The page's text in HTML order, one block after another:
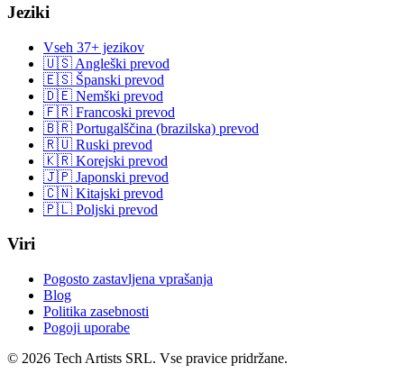
Jeziki
Vseh 37+ jezikov
🇺🇸 Angleški prevod
🇪🇸 Španski prevod
🇩🇪 Nemški prevod
🇫🇷 Francoski prevod
🇧🇷 Portugalščina (brazilska) prevod
🇷🇺 Ruski prevod
🇰🇷 Korejski prevod
🇯🇵 Japonski prevod
🇨🇳 Kitajski prevod
🇵🇱 Poljski prevod
Viri
Pogosto zastavljena vprašanja
Blog
Politika zasebnosti
Pogoji uporabe
© 2026 Tech Artists SRL. Vse pravice pridržane.